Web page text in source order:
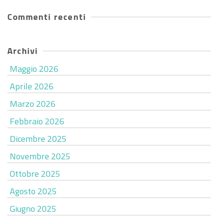
Commenti recenti
Archivi
Maggio 2026
Aprile 2026
Marzo 2026
Febbraio 2026
Dicembre 2025
Novembre 2025
Ottobre 2025
Agosto 2025
Giugno 2025